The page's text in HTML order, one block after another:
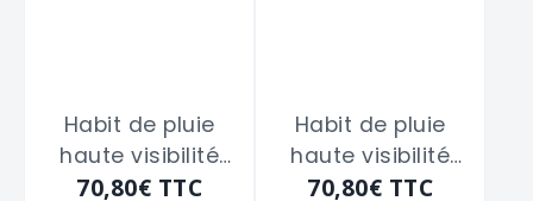
Habit de pluie
haute visibilité
orange/marine
70,80€ TTC
Habit de pluie
haute visibilité
orange/marine
70,80€ TTC